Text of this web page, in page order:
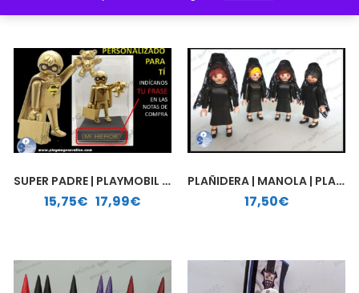
SUPER PADRE | PLAYMOBIL PERSONALIZADO
15,75€ 17,99€
Rango de precios: desde 15,75€ hasta 17,99€
PLAÑIDERA | MANOLA | PLAYMOBIL PERSONALIZADO
17,50€